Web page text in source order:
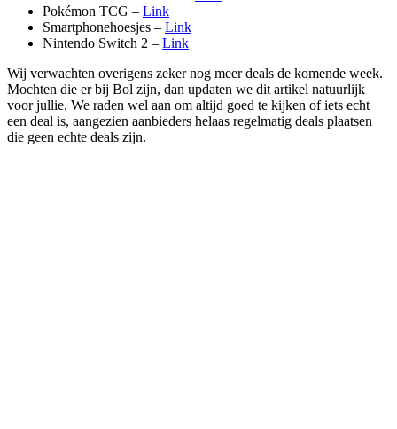
Pokémon TCG – Link
Smartphonehoesjes – Link
Nintendo Switch 2 – Link
Wij verwachten overigens zeker nog meer deals de komende week.
Mochten die er bij Bol zijn, dan updaten we dit artikel natuurlijk
voor jullie. We raden wel aan om altijd goed te kijken of iets echt
een deal is, aangezien aanbieders helaas regelmatig deals plaatsen
die geen echte deals zijn.